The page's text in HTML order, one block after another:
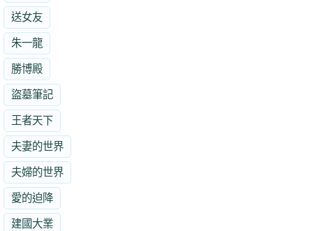
送女友
朱一龍
勝博殿
盜墓筆記
王者天下
夫妻的世界
夫婦的世界
愛的迫降
建國大業